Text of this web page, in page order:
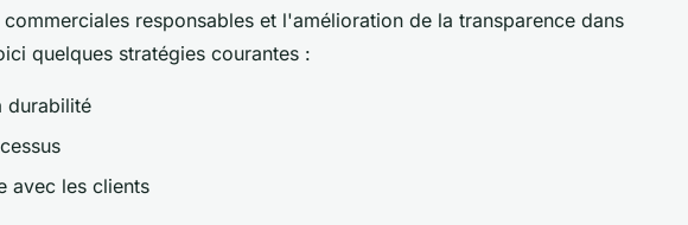
responsables et l'amélioration de la transparence dans
quelques stratégies courantes :
durabilité
avec les clients